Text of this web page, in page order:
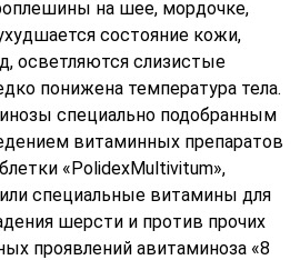
на шее, мордочке,
состояние кожи,
осветляются слизистые
понижена температура тела.
специально подобранным
витаминных препаратов
«PolidexMultivitum»,
или специальные витамины для
шерсти и против прочих
проявлений авитаминоза «8